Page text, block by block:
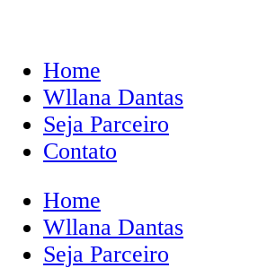
Home
Wllana Dantas
Seja Parceiro
Contato
Home
Wllana Dantas
Seja Parceiro